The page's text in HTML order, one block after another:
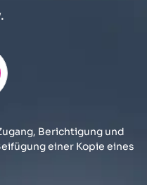
Berichtigung und
einer Kopie eines